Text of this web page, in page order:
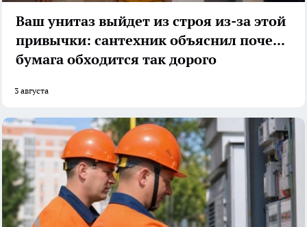
Ваш унитаз выйдет из строя из-за этой
привычки: сантехник объяснил почему
бумага обходится так дорого
3 августа